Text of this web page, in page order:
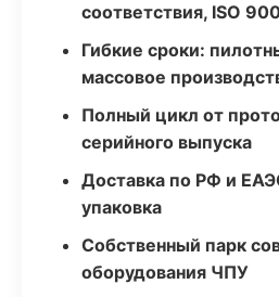
соответствия, ISO
Гибкие сроки:
массовое
Полный цикл от
серийного выпуска
Доставка по РФ и
упаковка
Собственный парк
оборудования ЧПУ